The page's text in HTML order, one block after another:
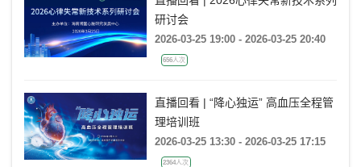
研讨会
2026-03-25 19:00 - 2026-03-25 20:40
656人次
直播回看 | “降心独运” 高血压全程管
理培训班
2026-03-25 13:30 - 2026-03-25 17:15
2364人次